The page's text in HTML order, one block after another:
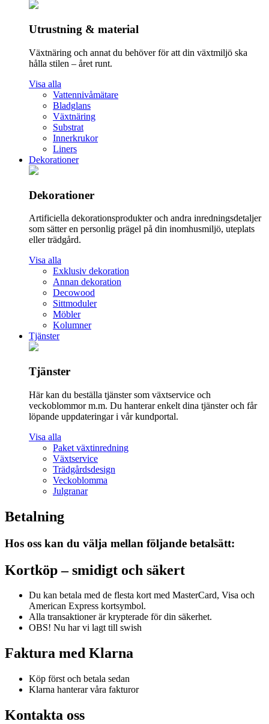
Utrustning & material
Växtnäring och annat du behöver för att din växtmiljö ska
hålla stilen – året runt.
Visa alla
Vattennivåmätare
Bladglans
Växtnäring
Substrat
Innerkrukor
Liners
Dekorationer
Dekorationer
Artificiella dekorationsprodukter och andra inredningsdetaljer
som sätter en personlig prägel på din inomhusmiljö, uteplats
eller trädgård.
Visa alla
Exklusiv dekoration
Annan dekoration
Decowood
Sittmoduler
Möbler
Kolumner
Tjänster
Tjänster
Här kan du beställa tjänster som växtservice och
veckoblommor m.m. Du hanterar enkelt dina tjänster och får
löpande uppdateringar i vår kundportal.
Visa alla
Paket växtinredning
Växtservice
Trädgårdsdesign
Veckoblomma
Julgranar
Betalning
Hos oss kan du välja mellan följande betalsätt:
Kortköp – smidigt och säkert
Du kan betala med de flesta kort med MasterCard, Visa och
American Express kortsymbol.
Alla transaktioner är krypterade för din säkerhet.
OBS! Nu har vi lagt till swish
Faktura med Klarna
Köp först och betala sedan
Klarna hanterar våra fakturor
Kontakta oss